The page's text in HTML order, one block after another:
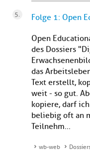
Folge 1: Open
Open
des Dossiers
das
Text erstellt,
weit - so gut.
kopiere, darf
beliebig oft an
Teilnehm...
wb-web